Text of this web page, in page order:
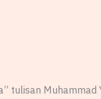
tulisan